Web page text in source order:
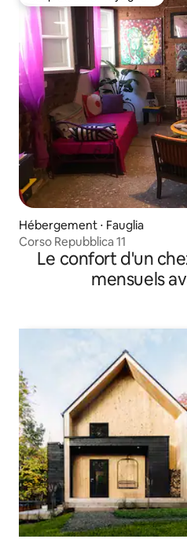
Hébergement ⋅ Fauglia
Corso Repubblica 11
Le confort d'un
mensuels